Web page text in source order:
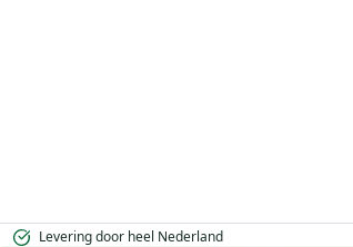
Levering door heel Nederland